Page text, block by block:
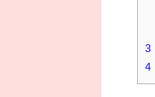
3
4